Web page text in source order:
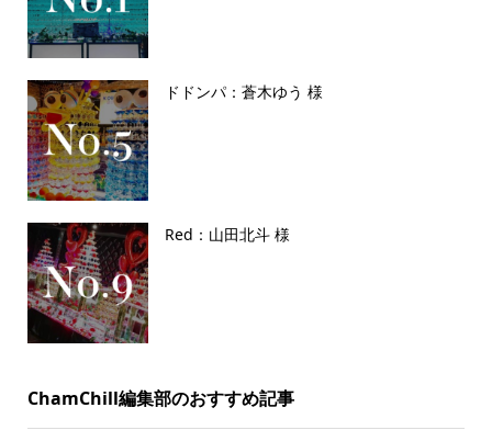
ドドンパ：蒼木ゆう 様
Red：山田北斗 様
ChamChill編集部のおすすめ記事